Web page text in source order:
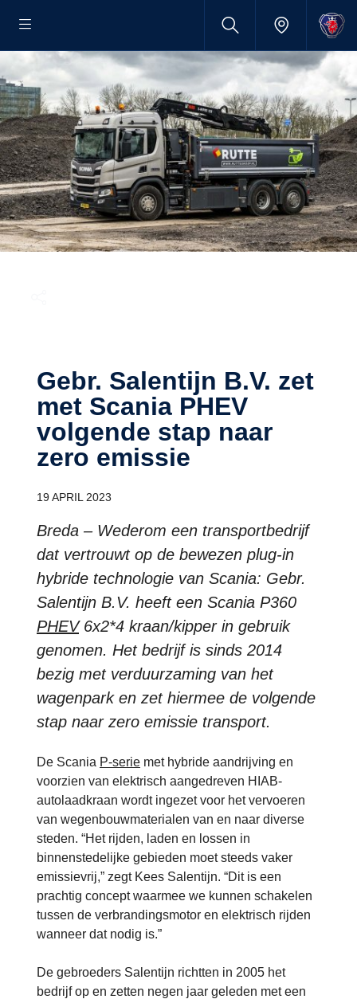
Gebr. Salentijn B.V. zet
met Scania PHEV
volgende stap naar
zero emissie
19 APRIL 2023
Breda – Wederom een transportbedrijf
dat vertrouwt op de bewezen plug-in
hybride technologie van Scania: Gebr.
Salentijn B.V. heeft een Scania P360
PHEV6x2*4 kraan/kipper in gebruik
genomen. Het bedrijf is sinds 2014
bezig met verduurzaming van het
wagenpark en zet hiermee de volgende
stap naar zero emissie transport.
De Scania P-serie met hybride aandrijving en
voorzien van elektrisch aangedreven HIAB-
autolaadkraan wordt ingezet voor het vervoeren
van wegenbouwmaterialen van en naar diverse
steden. “Het rijden, laden en lossen in
binnenstedelijke gebieden moet steeds vaker
emissievrij,” zegt Kees Salentijn. “Dit is een
prachtig concept waarmee we kunnen schakelen
tussen de verbrandingsmotor en elektrisch rijden
wanneer dat nodig is.”
De gebroeders Salentijn richtten in 2005 het
bedrijf op en zetten negen jaar geleden met een